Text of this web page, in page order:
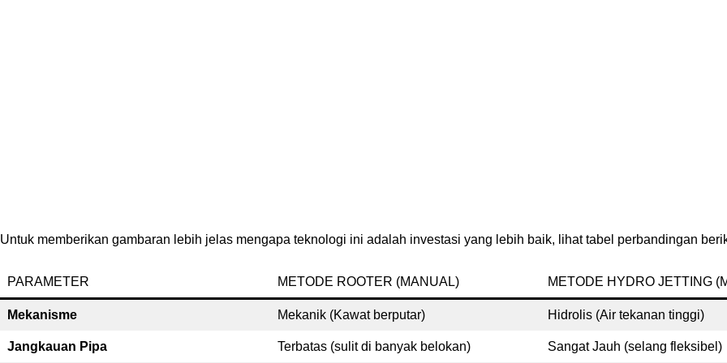
Untuk memberikan gambaran lebih jelas mengapa teknologi ini adalah investasi yang lebih baik, lihat tabel perbandingan
PARAMETER METODE ROOTER (MANUAL) METODE HYDRO JETTING
Mekanisme Mekanik (Kawat berputar) Hidrolis (Air tekanan tinggi)
Jangkauan Pipa Terbatas (sulit di banyak belokan) Sangat Jauh (selang fleksibel)